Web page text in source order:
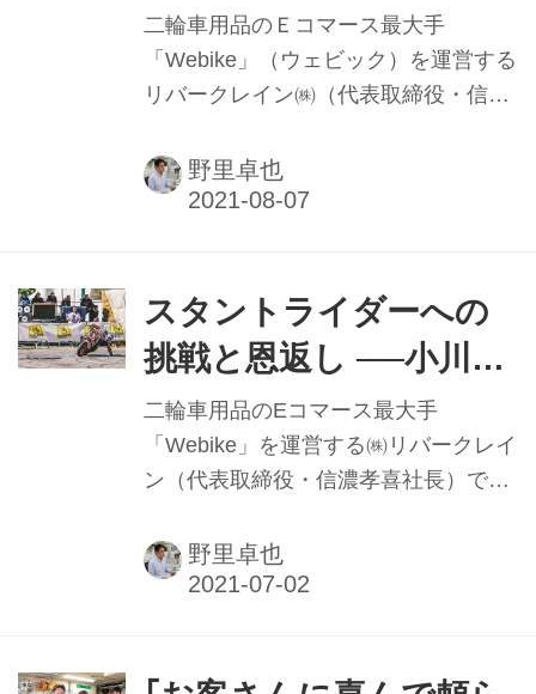
之氏インタビュー【後
編】──
二輪車用品のＥコマース最大手
「Webike」（ウェビック）を運営する
リバークレイン㈱（代表取締役・信濃
る小川裕之さん。前回はスタントライ
ダーを目指したきっかけや、世界各国
へ入社した後に〝所属選手〟として活
動してきたこと、そして自身のこれか
らについて聞いた。
野里卓也
スタントライダーへの
挑戦と恩返し ──小川裕
之氏インタビュー【前
編】──
二輪車用品のEコマース最大手
「Webike」を運営する㈱リバークレイ
ン（代表取締役・信濃孝喜社長）でメ
は、同社で取り扱う新商品などを自社
の動画サイトで紹介する役割を担って
ューバーでもある。さらに言うと全米
野里卓也